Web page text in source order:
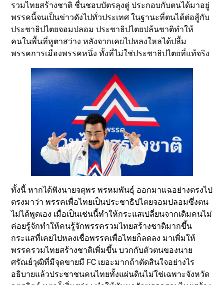
รวมไทยสร้างชาติ ชื่นชอบบัตรลุงตู่ ประกอบกับตนได้มาอยู่
พรรคนี้จนเป็นข่าวดังไปทั่วประเทศ ในฐานะที่ตนได้ต่อสู้กับ
ประชาธิปไตยจอมปลอม ประชาธิปไตยปล้นชาติทำให้
คนในพื้นที่หูตาสว่าง หลังจากเคยไปหลงใหลได้ปลื้ม
พรรคการเมืองพรรคหนึ่ง ทั้งที่ไม่ใช่ประชาธิปไตยที่แท้จริง
ทั้งนี้ หากได้ฟังนายจตุพร พรหมพันธุ์ ออกมาแฉอย่างตรงไป
ตรงมาว่า พรรคเพื่อไทยเป็นประชาธิปไตยจอมปลอมซึ่งตน
ไม่ได้พูดเอง เมื่อเป็นเช่นนี้ทำให้กระแสเปลี่ยนจากเดิมคนไม่
ค่อยรู้จักทำให้คนรู้จักพรรครวมไทยสร้างชาติมากขึ้น
กระแสที่เคยไปหลงเชื่อพรรคเพื่อไทยก็ลดลง มาเพิ่มให้
พรรครวมไทยสร้างชาติเพิ่มขึ้น บวกกับตัวตนของนาย
ศรัณย์วุฒิที่มีจุดขายมี FC เยอะมากถ้าตัดสินใจอย่างไร
อธิบายแล้วประชาชนคนไทยทั้งแผ่นดินไม่ใช่เฉพาะจังหวัด